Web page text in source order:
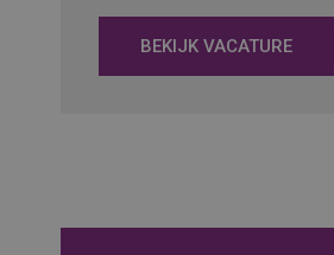
BEKIJK VACATURE